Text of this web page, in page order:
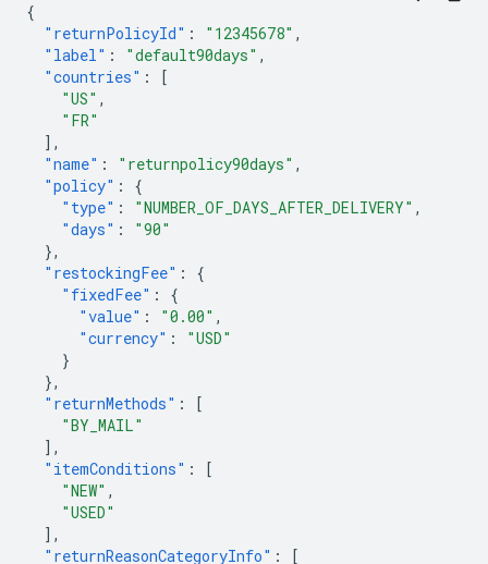
{
"returnPolicyId" : "12345678" ,
"label" : "default90days" ,
"countries" :
[
"US" ,
"FR"
],
"name" : "returnpolicy90days" ,
"policy" :
{
"type" : "NUMBER_OF_DAYS_AFTER_DELIVERY" ,
"days" :
"90"
},
"restockingFee" :
{
"fixedFee" :
{
"value" : "0.00" ,
"currency" :
"USD"
}
},
"returnMethods" :
[
"BY_MAIL"
],
"itemConditions" :
[
"NEW" ,
"USED"
],
"returnReasonCategoryInfo" :
[